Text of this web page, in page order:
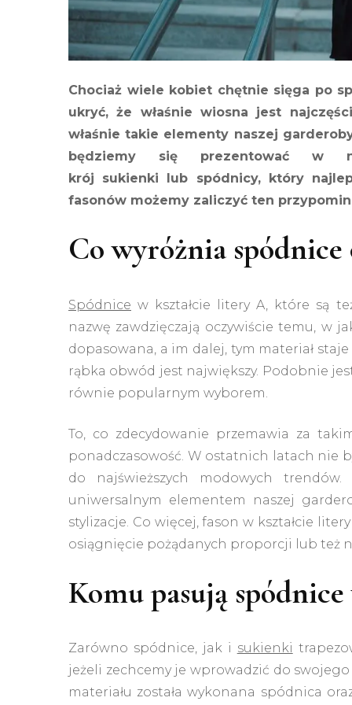
Chociaż wiele kobiet chętnie sięga po
ukryć, że właśnie wiosna jest
właśnie takie elementy naszej
będziemy się prezentować w
krój sukienki lub spódnicy, który
fasonów możemy zaliczyć ten
Co wyróżnia
Spódnice w kształcie litery A, które są
nazwę zawdzięczają oczywiście temu, w
dopasowana, a im dalej, tym materiał
rąbka obwód jest największy. Podobnie
równie popularnym wyborem.
To, co zdecydowanie przemawia za
ponadczasowość. W ostatnich latach nie
do najświeższych modowych
uniwersalnym elementem naszej
stylizacje. Co więcej, fason w kształcie
osiągnięcie pożądanych proporcji lub też
Komu pasują
Zarówno spódnice, jak i sukienki
jeżeli zechcemy je wprowadzić do
materiału została wykonana spódnica